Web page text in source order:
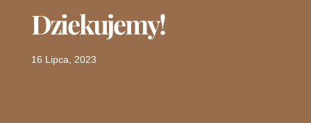
Dziekujemy!
16 Lipca, 2023